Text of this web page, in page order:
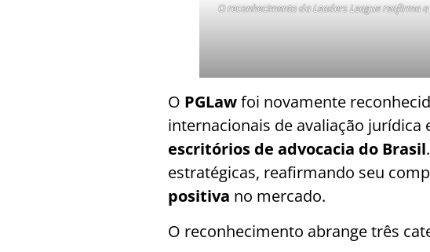
O reconhecimento da Leaders League reafirma
O PGLawfoi novamente
internacionais de avaliação
escritórios de advocacia do Brasil
estratégicas, reafirmando seu
positiva no mercado.
O reconhecimento abrange três